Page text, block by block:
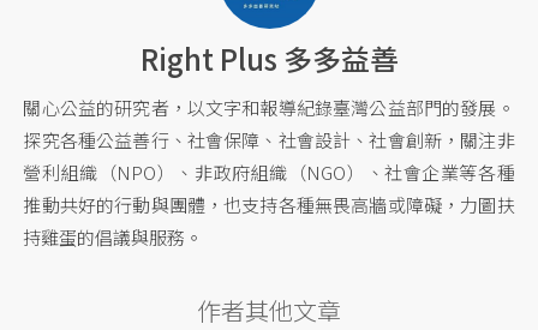
Right Plus 多多益善
關心公益的研究者，以文字和報導紀錄臺灣公益部門的發展。
探究各種公益善行、社會保障、社會設計、社會創新，關注非
營利組織（NPO）、非政府組織（NGO）、社會企業等各種
推動共好的行動與團體，也支持各種無畏高牆或障礙，力圖扶
持雞蛋的倡議與服務。
作者其他文章